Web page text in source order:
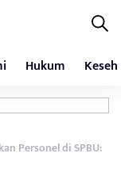
Hukum
Personel di SPBU: